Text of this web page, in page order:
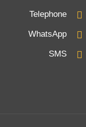
Telephone
WhatsApp
SMS